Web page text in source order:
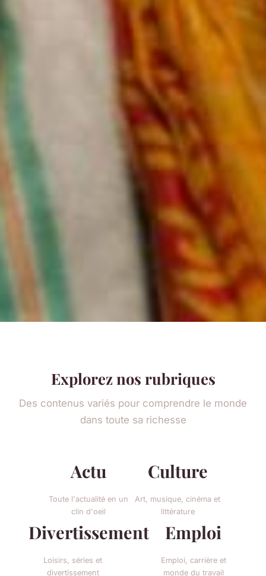
Explorez nos rubriques
Des contenus variés pour comprendre le monde
dans toute sa richesse
Actu
Toute l'actualité en un
clin d'oeil
Culture
Art, musique, cinéma et
littérature
Divertissement
Loisirs, séries et
divertissement
Emploi
Emploi, carrière et
monde du travail